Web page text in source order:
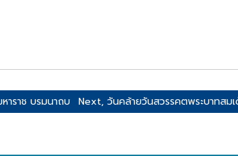
าราช บรมนาถบพิตรNext, วันคล้ายวันสวรรคตพระบาทสมเ